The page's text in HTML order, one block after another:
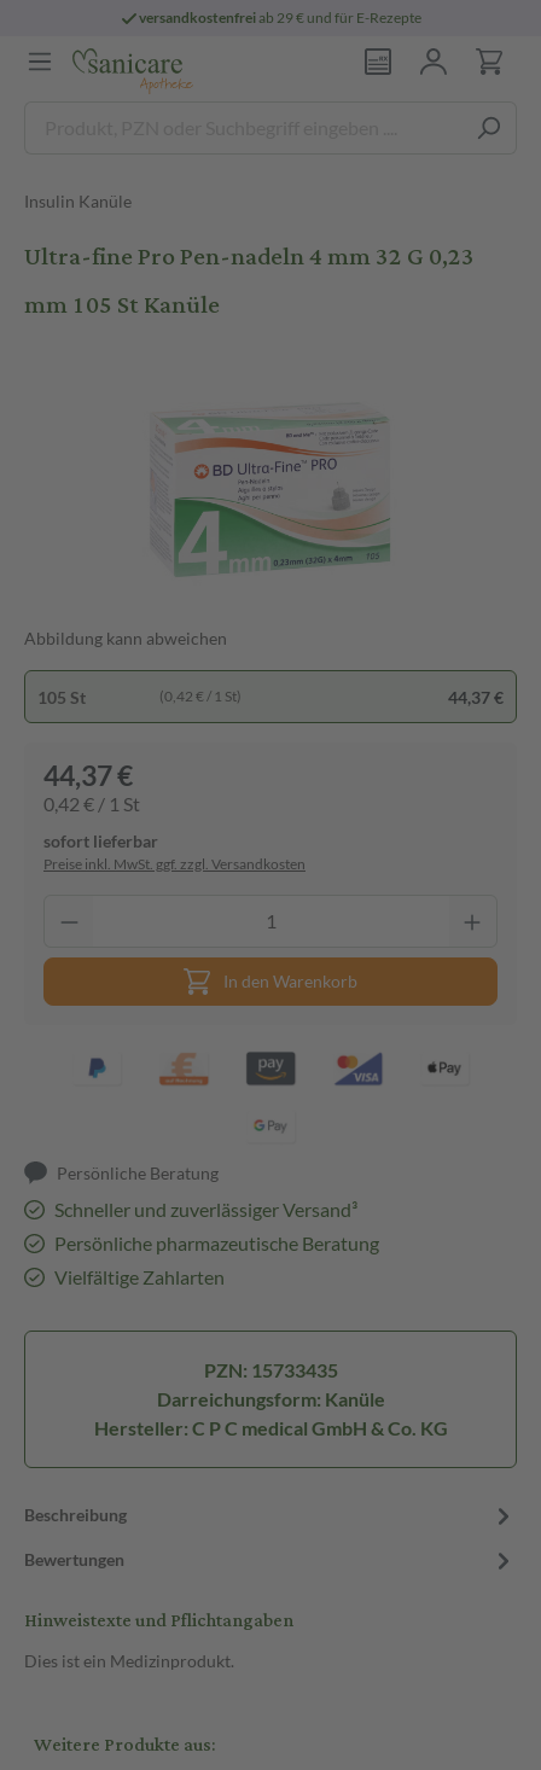
versandkostenfreiab 29 € und für E-Rezepte
Insulin Kanüle
Ultra-fine Pro Pen-nadeln 4 mm 32 G 0,23
mm 105 St Kanüle
Abbildung kann abweichen
105 St (0,42 € / 1 St) 44,37 €
44,37 €
0,42 € / 1 St
sofort lieferbar
Preise inkl. MwSt. ggf. zzgl. Versandkosten
In den Warenkorb
Persönliche Beratung
Schneller und zuverlässiger Versand³
Persönliche pharmazeutische Beratung
Vielfältige Zahlarten
PZN: 15733435
Darreichungsform: Kanüle
Hersteller: C P C medical GmbH & Co. KG
Beschreibung
Bewertungen
Hinweistexte und Pflichtangaben
Dies ist ein Medizinprodukt.
Weitere Produkte aus: